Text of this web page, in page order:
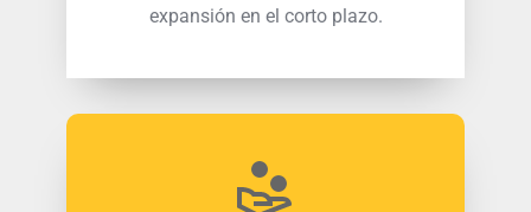
expansión en el corto plazo.